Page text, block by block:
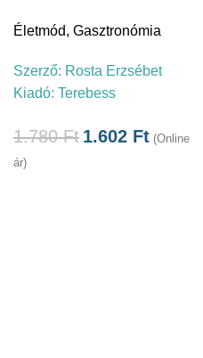
Életmód, Gasztronómia
Szerző: Rosta Erzsébet
Kiadó: Terebess
1.780Ft 1.602 Ft (Online
ár)